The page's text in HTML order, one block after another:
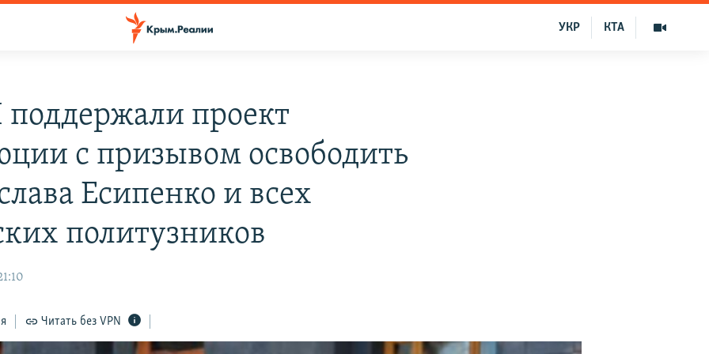
КТА
УКР
проект
с призывом освободить
Есипенко и всех
политузников
Читать без VPN